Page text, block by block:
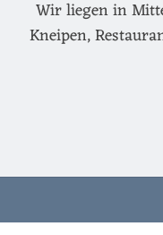
Wir liegen in
Kneipen,